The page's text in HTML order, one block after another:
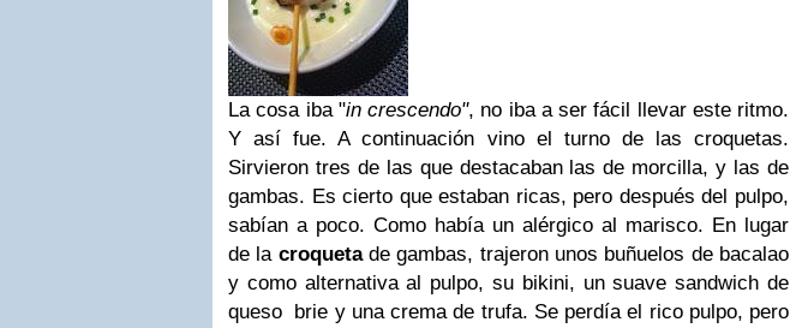
La cosa iba "in crescendo", no iba a ser fácil llevar este ritmo.
Y así fue. A continuación vino el turno de las croquetas.
Sirvieron tres de las que destacaban las de morcilla, y las de
gambas. Es cierto que estaban ricas, pero después del pulpo,
sabían a poco. Como había un alérgico al marisco. En lugar
de la croquetade gambas, trajeron unos buñuelos de bacalao
y como alternativa al pulpo, su bikini, un suave sandwich de
queso brie y una crema de trufa. Se perdía el rico pulpo, pero